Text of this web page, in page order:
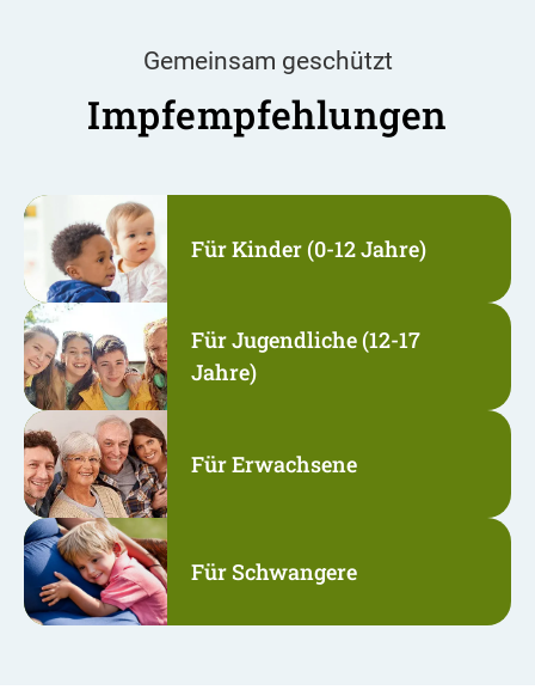
Gemeinsam geschützt
Impfempfehlungen
Für Kinder (0-12 Jahre)
Für Jugendliche (12-17
Jahre)
Für Erwachsene
Für Schwangere